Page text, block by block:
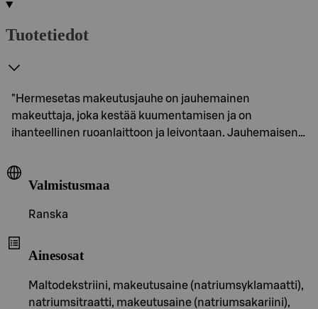
Tuotetiedot
"Hermesetas makeutusjauhe on jauhemainen
makeuttaja, joka kestää kuumentamisen ja on
ihanteellinen ruoanlaittoon ja leivontaan. Jauhemaisen…
Valmistusmaa
Ranska
Ainesosat
Maltodekstriini, makeutusaine (natriumsyklamaatti),
natriumsitraatti, makeutusaine (natriumsakariini),